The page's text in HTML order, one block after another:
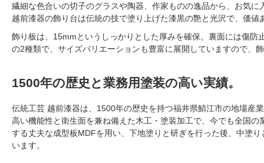
繊細な色合いの切子のグラスや陶器、作家ものの逸品から、お気
越前漆器の飾り台は伝統の技で塗り上げた漆黒の艶と光沢で、価
飾り板は、15mmというしっかりとした厚みを確保。裏面には傷
の2種類で、サイズバリエーションも豊富に展開していますので、
1500年の歴史と業務用塗装の高い実績。
伝統工芸 越前漆器は、1500年の歴史を持つ福井県鯖江市の地場産
高い機能性と衛生面を兼ね備えた木工・塗装加工で、今でも全国
する丈夫な成型板MDFを用い、下地塗りと研ぎを行った後、中塗
います。